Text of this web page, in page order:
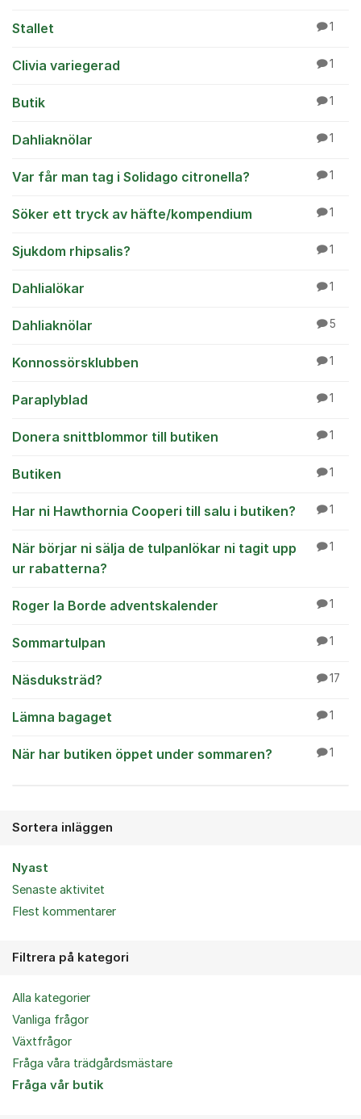
Stallet 1
Clivia variegerad 1
Butik 1
Dahliaknölar 1
Var får man tag i Solidago citronella? 1
Söker ett tryck av häfte/kompendium 1
Sjukdom rhipsalis? 1
Dahlialökar 1
Dahliaknölar 5
Konnossörsklubben 1
Paraplyblad 1
Donera snittblommor till butiken 1
Butiken 1
Har ni Hawthornia Cooperi till salu i butiken? 1
När börjar ni sälja de tulpanlökar ni tagit upp
ur rabatterna?
1
Roger la Borde adventskalender 1
Sommartulpan 1
Näsduksträd? 17
Lämna bagaget 1
När har butiken öppet under sommaren? 1
Sortera inläggen
Nyast
Senaste aktivitet
Flest kommentarer
Filtrera på kategori
Alla kategorier
Vanliga frågor
Växtfrågor
Fråga våra trädgårdsmästare
Fråga vår butik